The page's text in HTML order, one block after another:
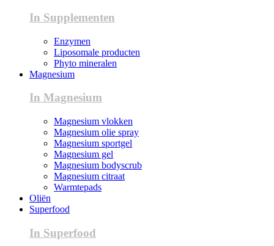
In Supplementen
Enzymen
Liposomale producten
Phyto mineralen
Magnesium
In Magnesium
Magnesium vlokken
Magnesium olie spray
Magnesium sportgel
Magnesium gel
Magnesium bodyscrub
Magnesium citraat
Warmtepads
Oliën
Superfood
In Superfood